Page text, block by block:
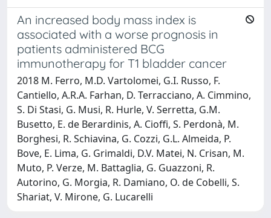
An increased body mass index is
associated with a worse prognosis in
patients administered BCG
immunotherapy for T1 bladder cancer
2018 M. Ferro, M.D. Vartolomei, G.I. Russo, F.
Cantiello, A.R.A. Farhan, D. Terracciano, A. Cimmino,
S. Di Stasi, G. Musi, R. Hurle, V. Serretta, G.M.
Busetto, E. de Berardinis, A. Cioffi, S. Perdonà, M.
Borghesi, R. Schiavina, G. Cozzi, G.L. Almeida, P.
Bove, E. Lima, G. Grimaldi, D.V. Matei, N. Crisan, M.
Muto, P. Verze, M. Battaglia, G. Guazzoni, R.
Autorino, G. Morgia, R. Damiano, O. de Cobelli, S.
Shariat, V. Mirone, G. Lucarelli